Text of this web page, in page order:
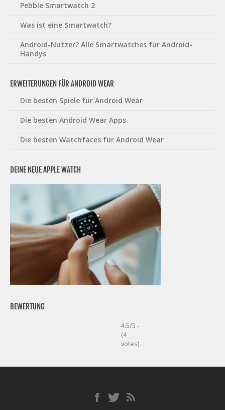
Pebble Smartwatch 2
Was ist eine Smartwatch?
Android-Nutzer? Alle Smartwatches für Android-
Handys
ERWEITERUNGEN FÜR ANDROID WEAR
Die besten Spiele für Android Wear
Die besten Android Wear Apps
Die besten Watchfaces für Android Wear
DEINE NEUE APPLE WATCH
BEWERTUNG
4.5/5 -
(4
votes)